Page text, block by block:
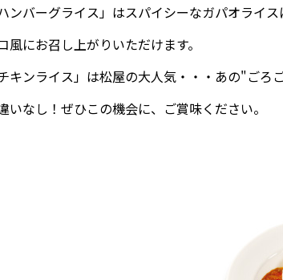
ンバーグライス」はスパイシーなガパオライ
風にお召し上がりいただけます。
キンライス」は松屋の大人気・・・あの"ごろ
いなし！ぜひこの機会に、ご賞味ください。